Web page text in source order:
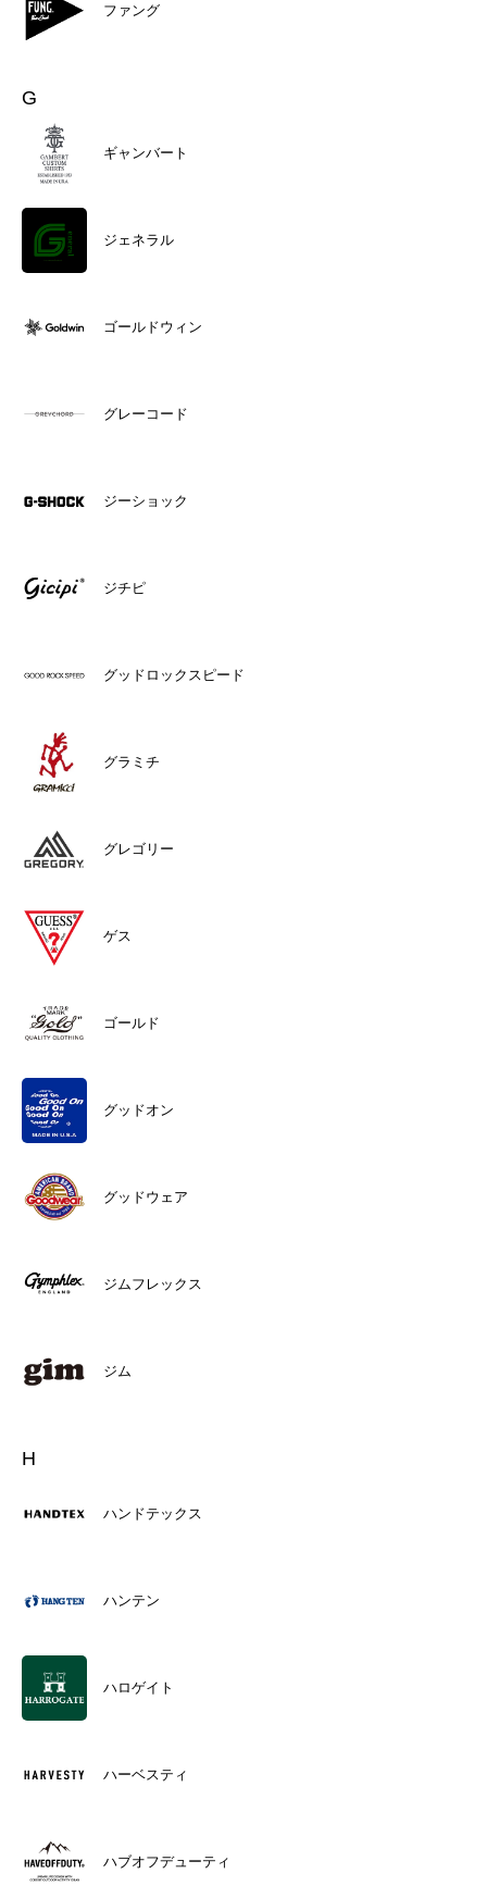
ファング
G
ギャンバート
ジェネラル
ゴールドウィン
グレーコード
ジーショック
ジチピ
グッドロックスピード
グラミチ
グレゴリー
ゲス
ゴールド
グッドオン
グッドウェア
ジムフレックス
ジム
H
ハンドテックス
ハンテン
ハロゲイト
ハーベスティ
ハブオフデューティ